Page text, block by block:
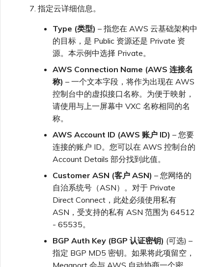
指定云详细信息。
Type (类型) – 指您在 AWS 云基础架构中
的目标，是 Public 资源还是 Private 资
源。本示例中选择 Private。
AWS Connection Name (AWS 连接名
称) – 一个文本字段，将作为出现在 AWS
控制台中的虚拟接口名称。为便于映射，
请使用与上一屏幕中 VXC 名称相同的名
称。
AWS Account ID (AWS 账户 ID) – 您要
连接的账户 ID。您可以在 AWS 控制台的
Account Details 部分找到此值。
Customer ASN (客户 ASN) – 您网络的
自治系统号（ASN）。对于 Private
Direct Connect，此处必须使用私有
ASN，受支持的私有 ASN 范围为 64512
- 65535。
BGP Auth Key (BGP 认证密钥) (可选) –
指定 BGP MD5 密钥。如果将此项留空，
Megaport 会与 AWS 自动协商一个密